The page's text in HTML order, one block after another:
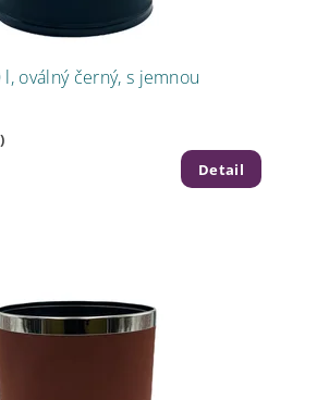
oválný černý, s jemnou
Detail